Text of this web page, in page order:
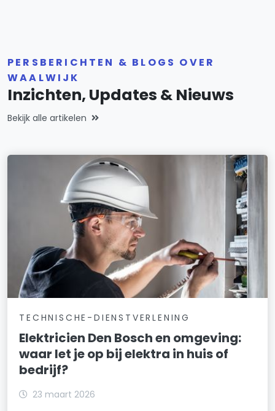
PERSBERICHTEN & BLOGS OVER
WAALWIJK
Inzichten, Updates & Nieuws
Bekijk alle artikelen
TECHNISCHE-DIENSTVERLENING
Elektricien Den Bosch en omgeving:
waar let je op bij elektra in huis of
bedrijf?
23 maart 2026